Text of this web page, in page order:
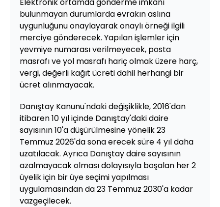
bulunmayan durumlarda evrakın aslına
uygunluğunu onaylayarak onaylı örneği ilgili
merciye gönderecek. Yapılan işlemler için
yevmiye numarası verilmeyecek, posta
masrafı ve yol masrafı hariç olmak üzere harç,
vergi, değerli kağıt ücreti dahil herhangi bir
ücret alınmayacak.
Danıştay Kanunu'ndaki değişiklikle, 2016'dan
itibaren 10 yıl içinde Danıştay'daki daire
sayısının 10'a düşürülmesine yönelik 23
Temmuz 2026'da sona erecek süre 4 yıl daha
uzatılacak. Ayrıca Danıştay daire sayısının
azalmayacak olması dolayısıyla boşalan her 2
üyelik için bir üye seçimi yapılması
uygulamasından da 23 Temmuz 2030'a kadar
vazgeçilecek.